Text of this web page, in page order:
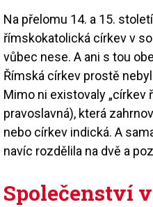
Na přelomu 14. a 15.
římskokatolická církev v
vůbec nese. A ani s tou
Římská církev prostě
Mimo ni existovaly „církev
pravoslavná), která
nebo církev indická. A
navíc rozdělila na dvě a
Společenství